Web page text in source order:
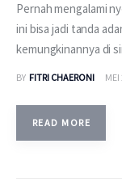
Untuk
Berita
Layanan
Pernah mengalami
ini bisa jadi tanda
kemungkinannya di
BY FITRI CHAERONI
READ MORE